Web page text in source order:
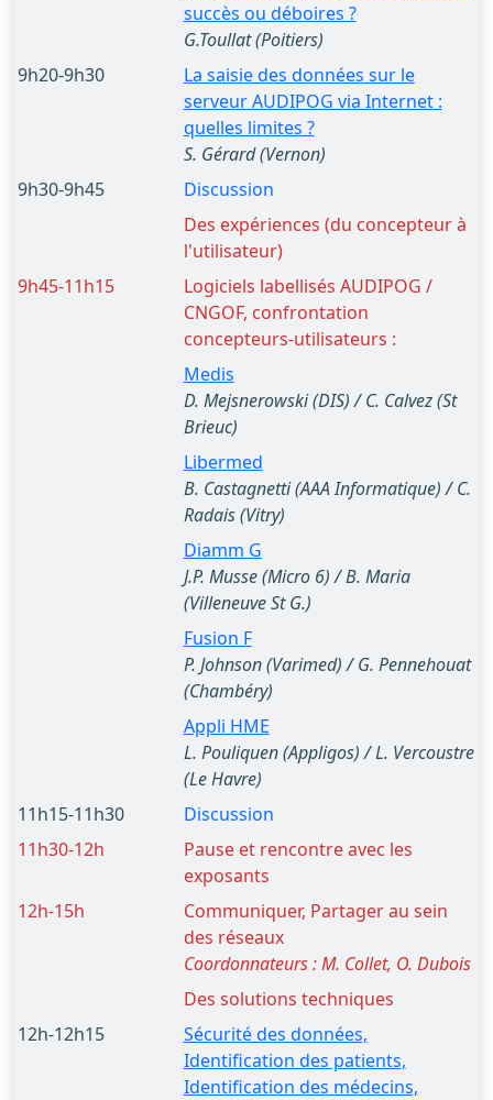
succès ou déboires ?
G.Toullat (Poitiers)
9h20-9h30
La saisie des données sur le
serveur AUDIPOG via Internet :
quelles limites ?
S. Gérard (Vernon)
9h30-9h45
Discussion
Des expériences (du concepteur à
l'utilisateur)
9h45-11h15
Logiciels labellisés AUDIPOG /
CNGOF, confrontation
concepteurs-utilisateurs :
Medis
D. Mejsnerowski (DIS) / C. Calvez (St
Brieuc)
Libermed
B. Castagnetti (AAA Informatique) / C.
Radais (Vitry)
Diamm G
J.P. Musse (Micro 6) / B. Maria
(Villeneuve St G.)
Fusion F
P. Johnson (Varimed) / G. Pennehouat
(Chambéry)
Appli HME
L. Pouliquen (Appligos) / L. Vercoustre
(Le Havre)
11h15-11h30
Discussion
11h30-12h
Pause et rencontre avec les
exposants
12h-15h
Communiquer, Partager au sein
des réseaux
Coordonnateurs : M. Collet, O. Dubois
Des solutions techniques
12h-12h15
Sécurité des données,
Identification des patients,
Identification des médecins,